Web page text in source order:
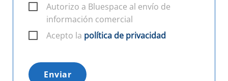
Autorizo a Bluespace al envío de
información comercial
Acepto la política de privacidad
Enviar